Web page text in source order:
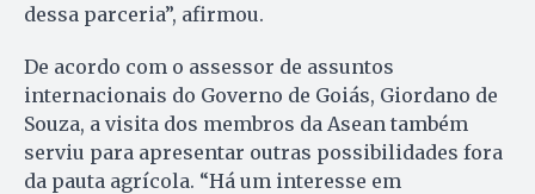
dessa parceria”, afirmou.
De acordo com o assessor de assuntos
internacionais do Governo de Goiás, Giordano de
Souza, a visita dos membros da Asean também
serviu para apresentar outras possibilidades fora
da pauta agrícola. “Há um interesse em